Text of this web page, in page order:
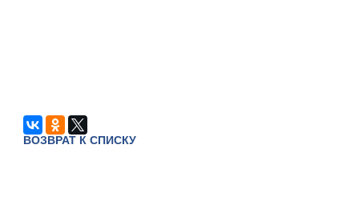
ВОЗВРАТ К СПИСКУ